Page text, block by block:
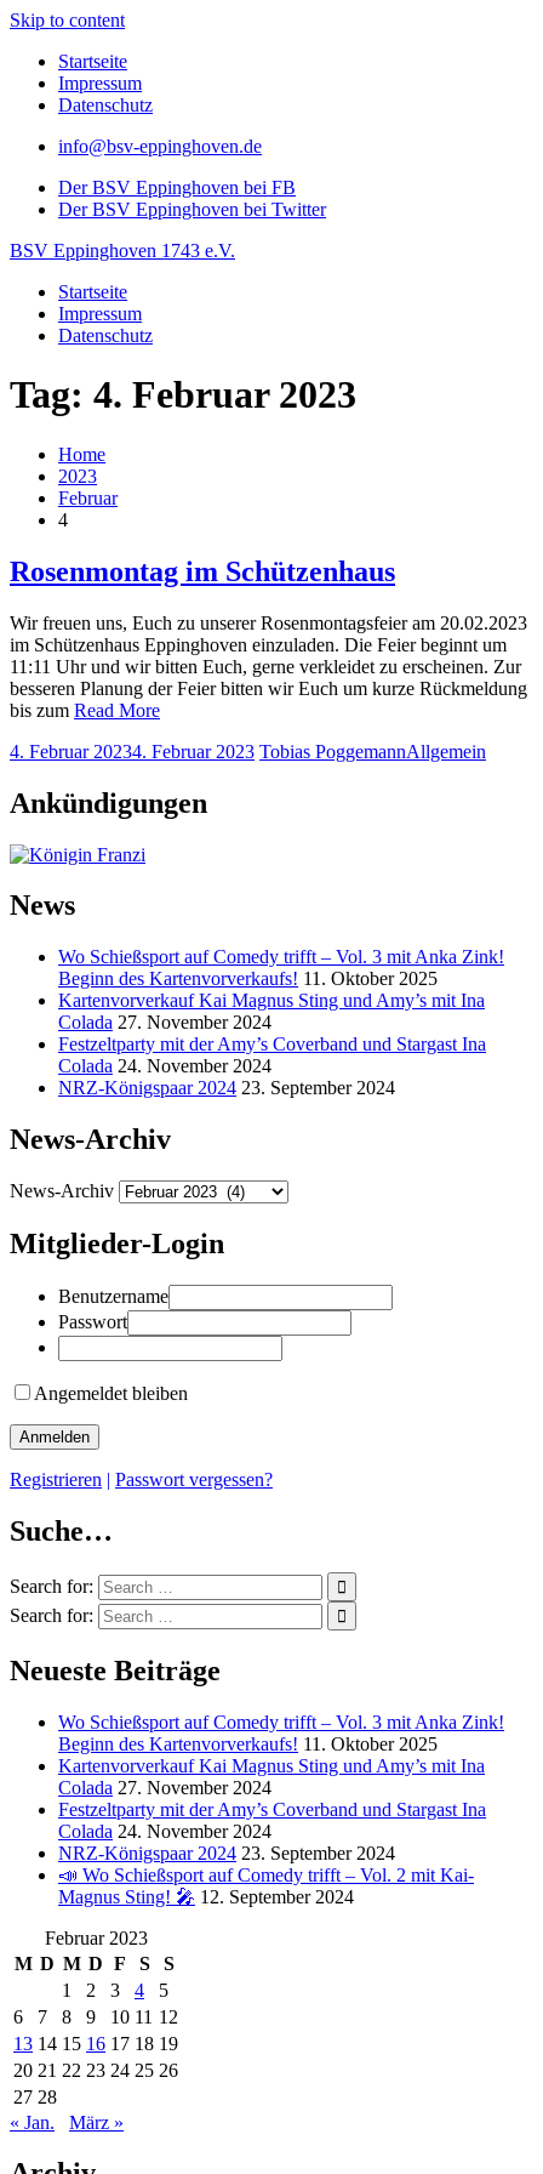
Skip to content
Startseite
Impressum
Datenschutz
info@bsv-eppinghoven.de
Der BSV Eppinghoven bei FB
Der BSV Eppinghoven bei Twitter
BSV Eppinghoven 1743 e.V.
Startseite
Impressum
Datenschutz
Tag: 4. Februar 2023
Home
2023
Februar
4
Rosenmontag im Schützenhaus
Wir freuen uns, Euch zu unserer Rosenmontagsfeier am 20.02.2023
im Schützenhaus Eppinghoven einzuladen. Die Feier beginnt um
11:11 Uhr und wir bitten Euch, gerne verkleidet zu erscheinen. Zur
besseren Planung der Feier bitten wir Euch um kurze Rückmeldung
bis zum Read More
4. Februar 20234. Februar 2023 Tobias PoggemannAllgemein
Ankündigungen
News
Wo Schießsport auf Comedy trifft – Vol. 3 mit Anka Zink!
Beginn des Kartenvorverkaufs! 11. Oktober 2025
Kartenvorverkauf Kai Magnus Sting und Amy’s mit Ina
Colada 27. November 2024
Festzeltparty mit der Amy’s Coverband und Stargast Ina
Colada 24. November 2024
NRZ-Königspaar 2024 23. September 2024
News-Archiv
News-Archiv
Mitglieder-Login
Benutzername
Passwort
Angemeldet bleiben
Registrieren | Passwort vergessen?
Suche…
Search for:
Search for:
Neueste Beiträge
Wo Schießsport auf Comedy trifft – Vol. 3 mit Anka Zink!
Beginn des Kartenvorverkaufs! 11. Oktober 2025
Kartenvorverkauf Kai Magnus Sting und Amy’s mit Ina
Colada 27. November 2024
Festzeltparty mit der Amy’s Coverband und Stargast Ina
Colada 24. November 2024
NRZ-Königspaar 2024 23. September 2024
📣 Wo Schießsport auf Comedy trifft – Vol. 2 mit Kai-
Magnus Sting! 🎤 12. September 2024
Februar 2023
M D M D F S
S
1
2 3 4
5
6
7 8 9 10 11 12
13 14 15 16 17 18 19
20 21 22 23 24 25 26
27 28
« Jan.
März »